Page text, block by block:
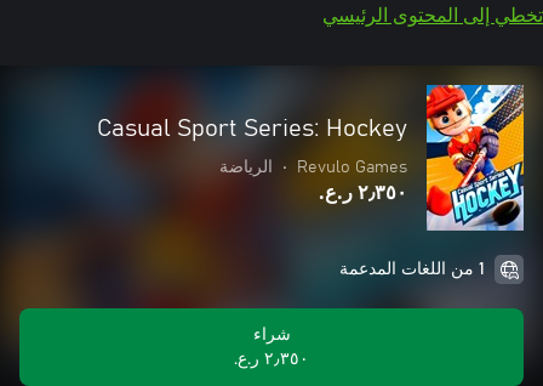
تخطي إلى المحتوى الرئيسي
Casual Sport Series: Hockey
Revulo Games
• الرياضة
٢٫٣٥٠ ر.ع.‏
1 من اللغات المدعمة
شراء
٢٫٣٥٠ ر.ع.‏